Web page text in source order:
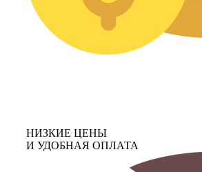
НИЗКИЕ ЦЕНЫ
И УДОБНАЯ ОПЛАТА